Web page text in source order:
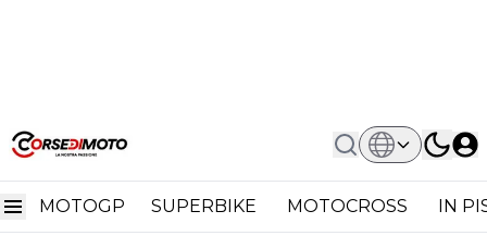
MOTOGP SUPERBIKE MOTOCROSS IN